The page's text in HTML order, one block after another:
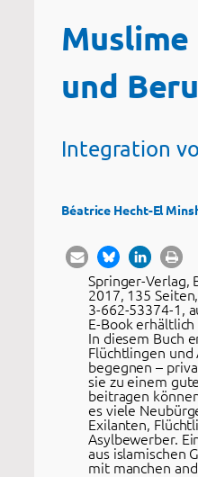
und
Integration
Béatrice Hecht-El
Springer-Verlag,
2017, 135
3-662-53374-1,
E-Book erhältlich
In diesem Buch
Flüchtlingen
begegnen –
sie zu einem
beitragen
es viele
Exilanten,
Asylbewerber.
aus islamischen
mit manchen